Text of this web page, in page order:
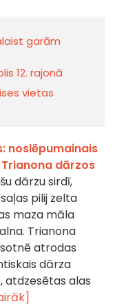
garām
12. rajonā
vietas
noslēpumainais
dārzos
dārzu sirdī,
pilij zelta
maza māla
Trianona
atrodas
dārza
atdzesētas alas